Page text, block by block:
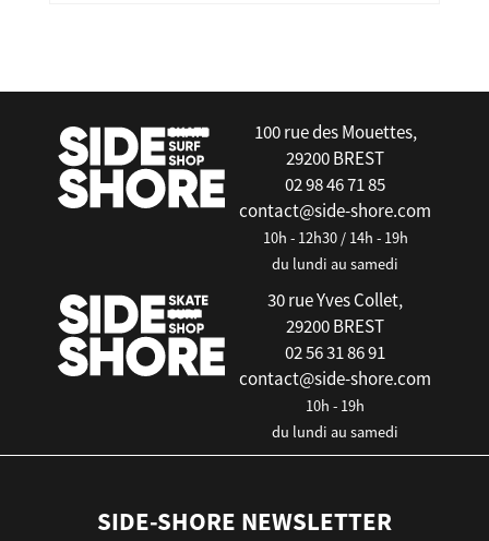
100 rue des Mouettes,
29200 BREST
02 98 46 71 85
contact@side-shore.com
10h - 12h30 / 14h - 19h
du lundi au samedi
30 rue Yves Collet,
29200 BREST
02 56 31 86 91
contact@side-shore.com
10h - 19h
du lundi au samedi
SIDE-SHORE NEWSLETTER